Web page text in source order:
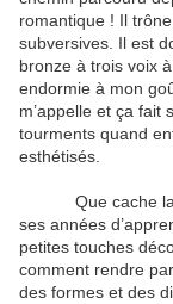
romantique ! Il
subversives. Il est
bronze à trois voix
endormie à mon
m’appelle et ça fait
tourments quand
esthétisés.
Que cache
ses années
petites touches
comment rendre
des formes et des